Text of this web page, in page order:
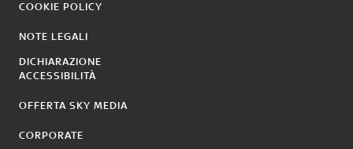
COOKIE POLICY
NOTE LEGALI
DICHIARAZIONE
ACCESSIBILITÀ
OFFERTA SKY MEDIA
CORPORATE